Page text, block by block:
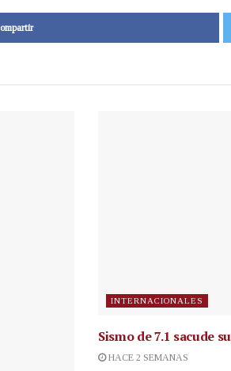
INTERNACIONALES
Sismo de 7.1 sacude
HACE 2 SEMANAS